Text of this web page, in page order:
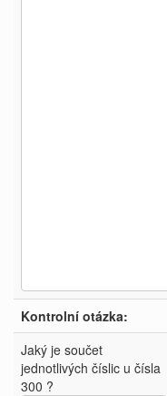
Kontrolní otázka:
Jaký je součet
jednotlivých číslic u čísla
300 ?